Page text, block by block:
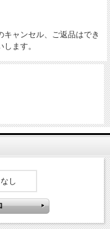
ャンセル、ご返品はでき
ます。
なし